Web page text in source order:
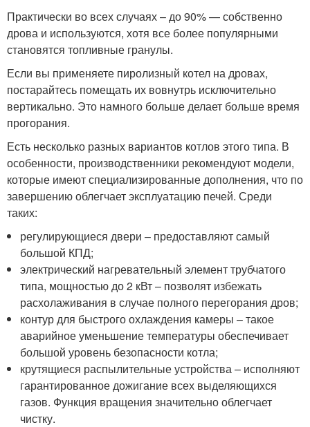
Практически во всех случаях – до 90% — собственно
дрова и используются, хотя все более популярными
становятся топливные гранулы.
Если вы применяете пиролизный котел на дровах,
постарайтесь помещать их вовнутрь исключительно
вертикально. Это намного больше делает больше время
прогорания.
Есть несколько разных вариантов котлов этого типа. В
особенности, производственники рекомендуют модели,
которые имеют специализированные дополнения, что по
завершению облегчает эксплуатацию печей. Среди
таких:
регулирующиеся двери – предоставляют самый
большой КПД;
электрический нагревательный элемент трубчатого
типа, мощностью до 2 кВт – позволят избежать
расхолаживания в случае полного перегорания дров;
контур для быстрого охлаждения камеры – такое
аварийное уменьшение температуры обеспечивает
большой уровень безопасности котла;
крутящиеся распылительные устройства – исполняют
гарантированное дожигание всех выделяющихся
газов. Функция вращения значительно облегчает
чистку.